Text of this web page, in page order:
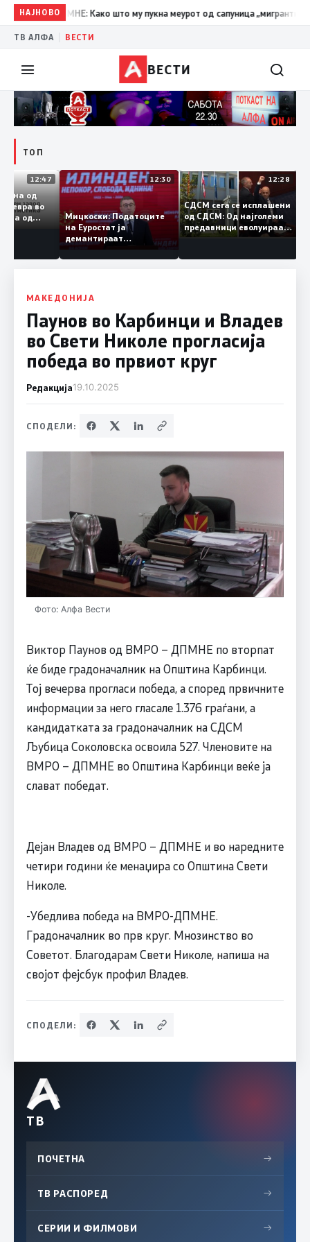
НАЈНОВО
ВМРО-ДПМНЕ: Како што му пукна меурот од сапуница „мигранти за
ТВ АЛФА ВЕСТИ
ВЕСТИ
ТОП
12:47
од
евра во
од
12:30
Мицкоски: Податоците
на Еуростат ја
демантираат
опозицијата
12:28
СДСМ сега се исплашени
од СДСМ: Од најголеми
предавници еволуираа
во најголеми патриоти
МАКЕДОНИЈА
Паунов во Карбинци и Владев
во Свети Николе прогласија
победа во првиот круг
Редакција19.10.2025
СПОДЕЛИ:
Фото: Алфа Вести
Виктор Паунов од ВМРО – ДПМНЕ по вторпат
ќе биде градоначалник на Општина Карбинци.
Тој вечерва прогласи победа, а според првичните
информации за него гласале 1.376 граѓани, а
кандидатката за градоначалник на СДСМ
Љубица Соколовска освоила 527. Членовите на
ВМРО – ДПМНЕ во Општина Карбинци веќе ја
слават победат.
Дејан Владев од ВМРО – ДПМНЕ и во наредните
четири години ќе менаџира со Општина Свети
Николе.
-Убедлива победа на ВМРО-ДПМНЕ.
Градоначалник во прв круг. Мнозинство во
Советот. Благодарам Свети Николе, напиша на
својот фејсбук профил Владев.
СПОДЕЛИ:
ТВ
ПОЧЕТНА →
ТВ РАСПОРЕД →
СЕРИИ И ФИЛМОВИ →